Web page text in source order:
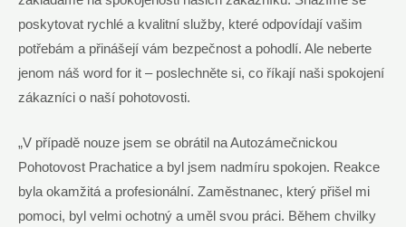
poskytovat rychlé a kvalitní služby, které odpovídají vašim
potřebám a přinášejí vám bezpečnost a pohodlí. Ale neberte
jenom náš word for it – poslechněte si, co říkají naši spokojení
zákazníci o naší pohotovosti.
„V případě nouze jsem se obrátil na Autozámečnickou
Pohotovost Prachatice a byl jsem nadmíru spokojen. Reakce
byla okamžitá a profesionální. Zaměstnanec, který přišel mi
pomoci, byl velmi ochotný a uměl svou práci. Během chvilky